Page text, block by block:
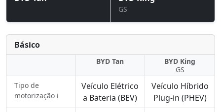
GS
Básico
BYD Tan
BYD King
GS
Tipo de
motorização ℹ️
Veículo Elétrico
a Bateria (BEV)
Veículo Híbrido
Plug-in (PHEV)